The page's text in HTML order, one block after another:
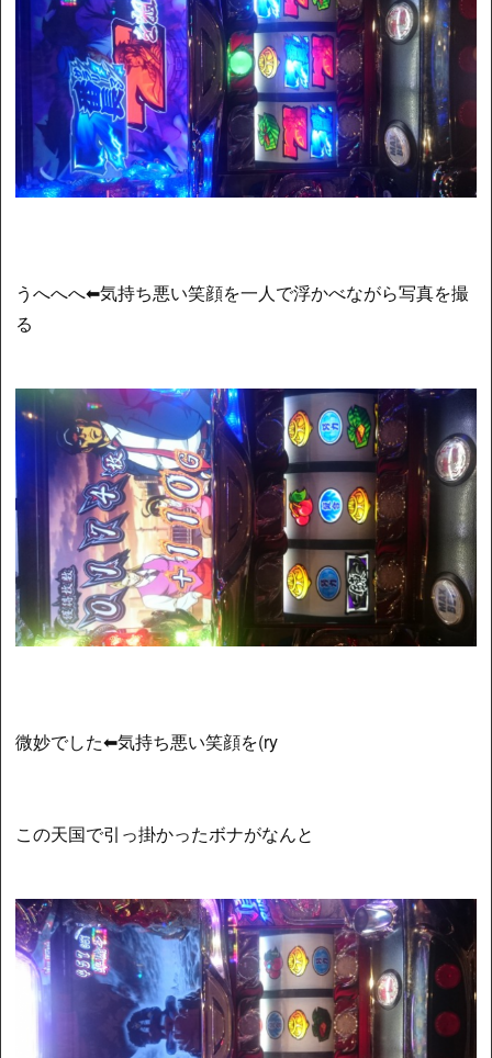
うへへへ⬅気持ち悪い笑顔を一人で浮かべながら写真を撮
る
微妙でした⬅気持ち悪い笑顔を(ry
この天国で引っ掛かったボナがなんと